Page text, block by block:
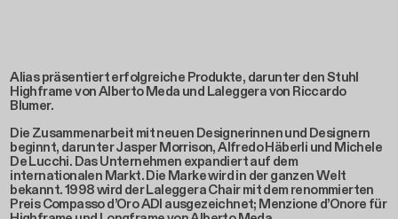
Alias präsentiert erfolgreiche Produkte, darunter den Stuhl
Highframe von Alberto Meda und Laleggera von Riccardo
Blumer.
Die Zusammenarbeit mit neuen Designerinnen und Designern
beginnt, darunter Jasper Morrison, Alfredo Häberli und Michele
De Lucchi. Das Unternehmen expandiert auf dem
internationalen Markt. Die Marke wird in der ganzen Welt
bekannt. 1998 wird der Laleggera Chair mit dem renommierten
Preis Compasso d’Oro ADI ausgezeichnet; Menzione d’Onore für